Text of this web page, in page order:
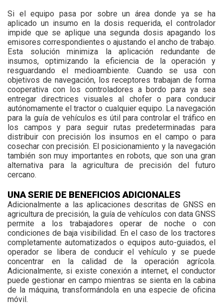
Si el equipo pasa por sobre un área donde ya se ha
aplicado un insumo en la dosis requerida, el controlador
impide que se aplique una segunda dosis apagando los
emisores correspondientes o ajustando el ancho de trabajo.
Esta solución minimiza la aplicación redundante de
insumos, optimizando la eficiencia de la operación y
resguardando el medioambiente. Cuando se usa con
objetivos de navegación, los receptores trabajan de forma
cooperativa con los controladores a bordo para ya sea
entregar directrices visuales al chofer o para conducir
autónomamente el tractor o cualquier equipo. La navegación
para la guía de vehículos es útil para controlar el tráfico en
los campos y para seguir rutas predeterminadas para
distribuir con precisión los insumos en el campo o para
cosechar con precisión. El posicionamiento y la navegación
también son muy importantes en robots, que son una gran
alternativa para la agricultura de precisión del futuro
cercano.
UNA SERIE DE BENEFICIOS ADICIONALES
Adicionalmente a las aplicaciones descritas de GNSS en
agricultura de precisión, la guía de vehículos con data GNSS
permite a los trabajadores operar de noche o con
condiciones de baja visibilidad. En el caso de los tractores
completamente automatizados o equipos auto-guiados, el
operador se libera de conducir el vehículo y se puede
concentrar en la calidad de la operación agrícola.
Adicionalmente, si existe conexión a internet, el conductor
puede gestionar en campo mientras se sienta en la cabina
de la máquina, transformándola en una especie de oficina
móvil.